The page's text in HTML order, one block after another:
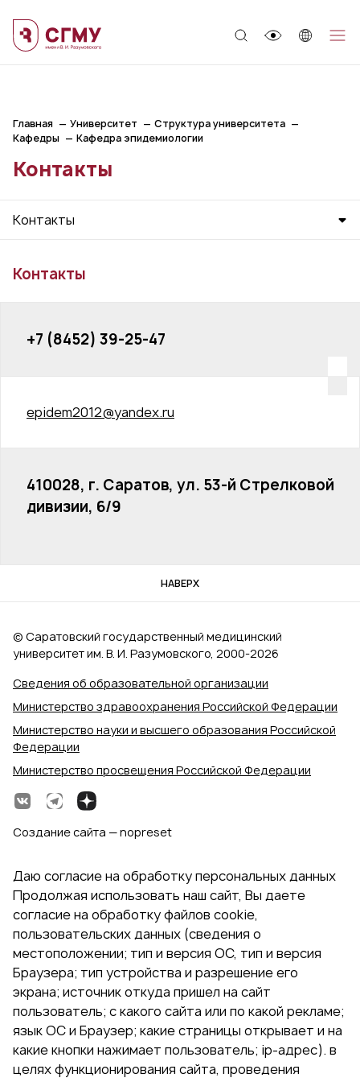
Главная Университет
Структура университета
Кафедры
Кафедра эпидемиологии
Контакты
Контакты
Контакты
+7 (8452) 39-25-47
epidem2012@yandex.ru
410028, г. Саратов, ул. 53-й Стрелковой
дивизии, 6/9
НАВЕРХ
Сведения об образовательной организации
Министерство здравоохранения Российской Федерации
Министерство науки и высшего образования Российской
Федерации
Министерство просвещения Российской Федерации
© Саратовский государственный медицинский
университет им. В. И. Разумовского, 2000‑2026
Создание сайта — nopreset
Даю согласие на обработку персональных данных
Продолжая использовать наш сайт, Вы даете
согласие на обработку файлов cookie,
пользовательских данных (сведения о
местоположении; тип и версия ОС, тип и версия
Браузера; тип устройства и разрешение его
экрана; источник откуда пришел на сайт
пользователь; с какого сайта или по какой рекламе;
язык ОС и Браузер; какие страницы открывает и на
какие кнопки нажимает пользователь; ip-адрес). в
целях функционирования сайта, проведения